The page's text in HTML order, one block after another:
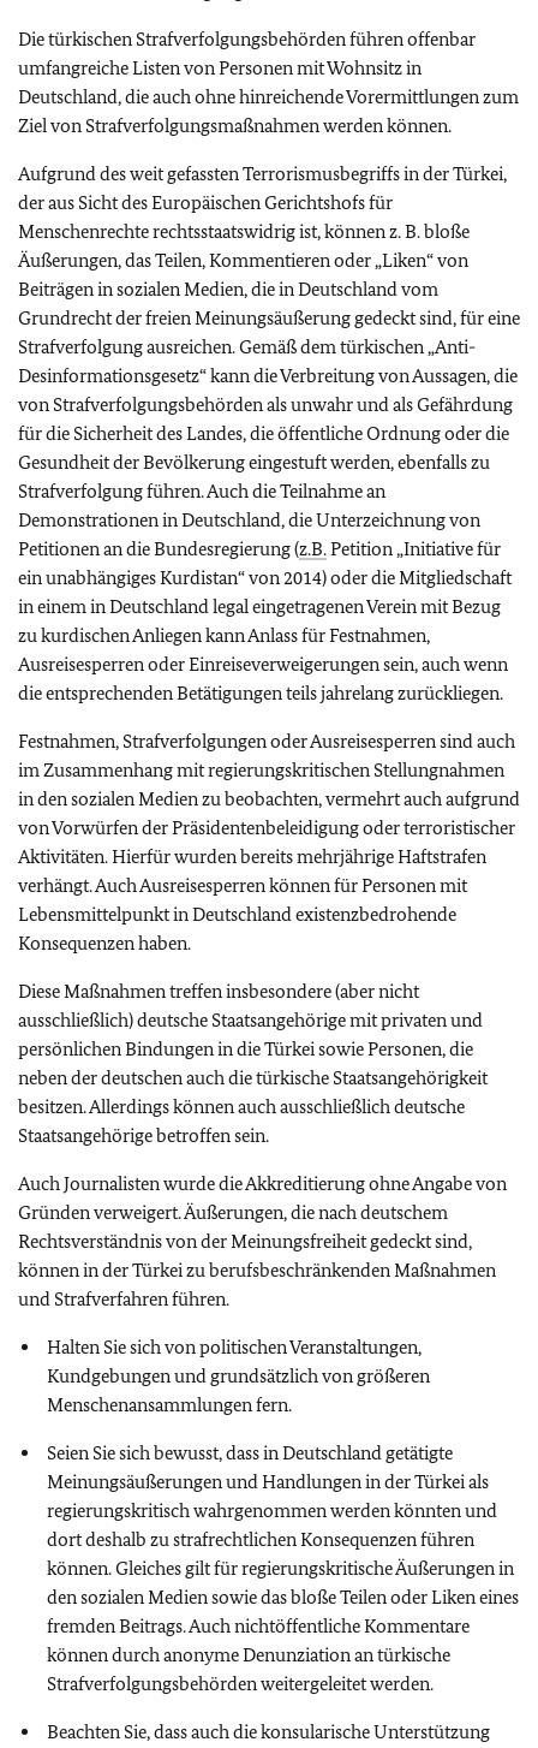
Die türkischen Strafverfolgungsbehörden führen offenbar
umfangreiche Listen von Personen mit Wohnsitz in
Deutschland, die auch ohne hinreichende Vorermittlungen zum
Ziel von Strafverfolgungsmaßnahmen werden können.
Aufgrund des weit gefassten Terrorismusbegriffs in der Türkei,
der aus Sicht des Europäischen Gerichtshofs für
Menschenrechte rechtsstaatswidrig ist, können z. B. bloße
Äußerungen, das Teilen, Kommentieren oder „Liken“ von
Beiträgen in sozialen Medien, die in Deutschland vom
Grundrecht der freien Meinungsäußerung gedeckt sind, für eine
Strafverfolgung ausreichen. Gemäß dem türkischen „Anti-
Desinformationsgesetz“ kann die Verbreitung von Aussagen, die
von Strafverfolgungsbehörden als unwahr und als Gefährdung
für die Sicherheit des Landes, die öffentliche Ordnung oder die
Gesundheit der Bevölkerung eingestuft werden, ebenfalls zu
Strafverfolgung führen. Auch die Teilnahme an
Demonstrationen in Deutschland, die Unterzeichnung von
Petitionen an die Bundesregierung (z.B.Petition „Initiative für
ein unabhängiges Kurdistan“ von 2014)oder die Mitgliedschaft
in einem in Deutschland legal eingetragenen Verein mit Bezug
zu kurdischen Anliegen kann Anlass für Festnahmen,
Ausreisesperren oder Einreiseverweigerungen sein, auch wenn
die entsprechenden Betätigungen teils jahrelang zurückliegen.
Festnahmen, Strafverfolgungen oder Ausreisesperren sind auch
im Zusammenhang mit regierungskritischen Stellungnahmen
in den sozialen Medien zu beobachten, vermehrt auch aufgrund
von Vorwürfen der Präsidentenbeleidigung oder terroristischer
Aktivitäten.Hierfür wurden bereits mehrjährige Haftstrafen
verhängt. Auch Ausreisesperren können für Personen mit
Lebensmittelpunkt in Deutschland existenzbedrohende
Konsequenzen haben.
Diese Maßnahmen treffen insbesondere (aber nicht
ausschließlich) deutsche Staatsangehörige mit privaten und
persönlichen Bindungen in die Türkei sowie Personen, die
neben der deutschen auch die türkische Staatsangehörigkeit
besitzen. Allerdings können auch ausschließlich deutsche
Staatsangehörige betroffen sein.
Auch Journalisten wurde die Akkreditierung ohne Angabe von
Gründen verweigert.Äußerungen, die nach deutschem
Rechtsverständnis von der Meinungsfreiheit gedeckt sind,
können in der Türkei zu berufsbeschränkenden Maßnahmen
und Strafverfahren führen.
Halten Sie sich von politischen Veranstaltungen,
Kundgebungen und grundsätzlich von größeren
Menschenansammlungen fern.
Seien Sie sich bewusst, dass in Deutschland getätigte
Meinungsäußerungen und Handlungen in der Türkei als
regierungskritisch wahrgenommen werden könnten und
dort deshalb zu strafrechtlichen Konsequenzen führen
können. Gleiches gilt für regierungskritische Äußerungen in
den sozialen Medien sowie das bloße Teilen oder Liken eines
fremden Beitrags. Auch nichtöffentliche Kommentare
können durch anonyme Denunziation an türkische
Strafverfolgungsbehörden weitergeleitet werden.
Beachten Sie, dass auch die konsularische Unterstützung